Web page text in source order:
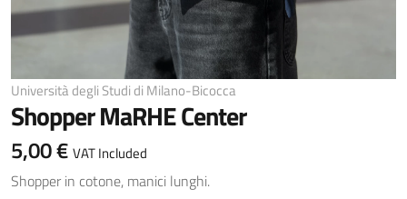
Università degli Studi di Milano-Bicocca
Shopper MaRHE Center
5,00 € VAT Included
Shopper in cotone, manici lunghi.